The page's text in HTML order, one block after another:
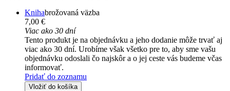
Knihabrožovaná väzba
7,00 €
Viac ako 30 dní
Tento produkt je na objednávku a jeho dodanie môže trvať aj
viac ako 30 dní. Urobíme však všetko pre to, aby sme vašu
objednávku odoslali čo najskôr a o jej ceste vás budeme včas
informovať.
Pridať do zoznamu
Vložiť do košíka